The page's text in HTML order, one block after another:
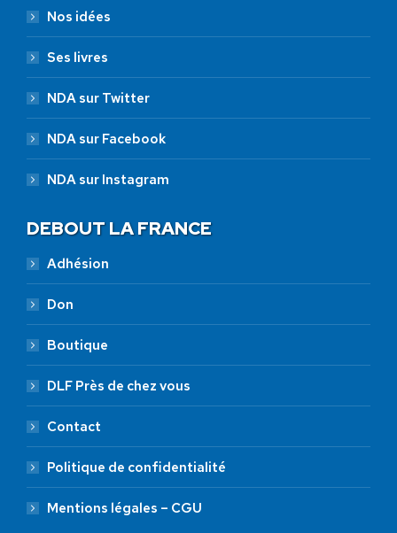
Nos idées
Ses livres
NDA sur Twitter
NDA sur Facebook
NDA sur Instagram
DEBOUT LA FRANCE
Adhésion
Don
Boutique
DLF Près de chez vous
Contact
Politique de confidentialité
Mentions légales – CGU